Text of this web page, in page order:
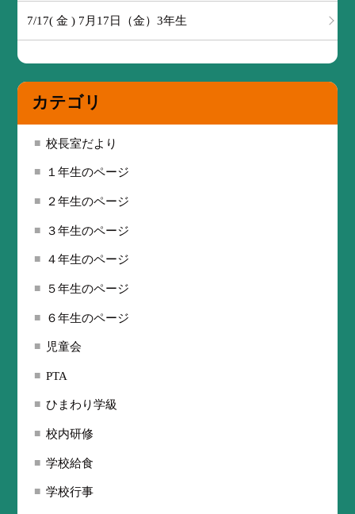
7/17( 金 ) 7月17日（金）3年生
カテゴリ
校長室だより
１年生のページ
２年生のページ
３年生のページ
４年生のページ
５年生のページ
６年生のページ
児童会
PTA
ひまわり学級
校内研修
学校給食
学校行事